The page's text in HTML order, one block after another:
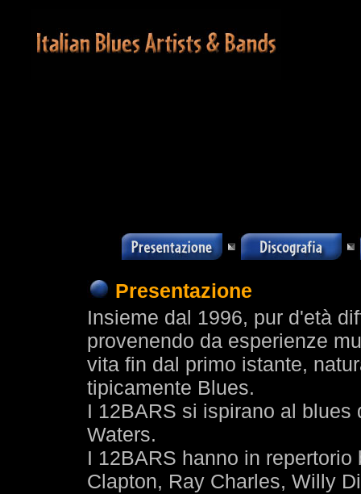
Presentazione
Insieme dal 1996, pur d'età
provenendo da esperienze
vita fin dal primo istante,
tipicamente Blues.
I 12BARS si ispirano al
Waters.
I 12BARS hanno in
Clapton, Ray Charles, Willy